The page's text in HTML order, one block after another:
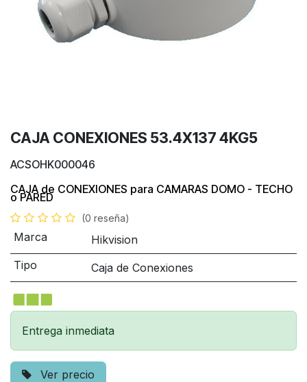
CAJA CONEXIONES 53.4X137 4KG5
ACSOHK000046
CAJA de CONEXIONES para CAMARAS DOMO - TECHO
o PARED
(0 reseña)
Marca
Hikvision
Tipo
Caja de Conexiones
Entrega inmediata
Ver precio